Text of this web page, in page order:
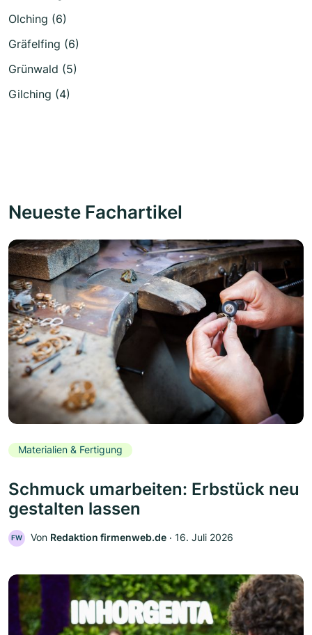
Olching (6)
Gräfelfing (6)
Grünwald (5)
Gilching (4)
Neueste Fachartikel
Materialien & Fertigung
Schmuck umarbeiten: Erbstück neu
gestalten lassen
FW Von Redaktion firmenweb.de ‧ 16. Juli 2026